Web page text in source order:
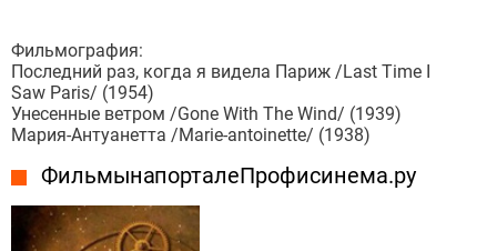
Фильмография:
Последний раз, когда я видела Париж /Last Time I
Saw Paris/ (1954)
Унесенные ветром /Gone With The Wind/ (1939)
Мария-Антуанетта /Marie-antoinette/ (1938)
Фильмы на портале Профисинема.ру